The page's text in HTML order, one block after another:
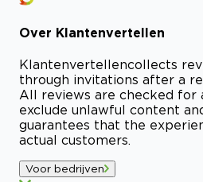
Over Klantenvertellen
Klantenvertellencollects
through invitations after a
All reviews are checked for
exclude unlawful content
guarantees that the
actual customers.
Voor bedrijven